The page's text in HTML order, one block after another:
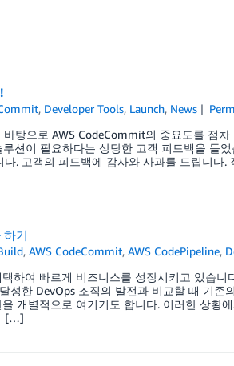
, Developer Tools, Launch, News
탕으로 AWS CodeCommit의 중요도를 점
션이 필요하다는 상당한 고객 피드백을 들
. 고객의 피드백에 감사와 사과를 드립니다.
하기
,AWS CodeCommit,AWS CodePipeline,
하여 빠르게 비즈니스를 성장시키고 있습니
성한 DevOps 조직의 발전과 비교할 때 기존
개별적으로 여기기도 합니다. 이러한 상황
[…]